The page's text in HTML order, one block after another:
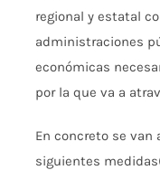
regional y estatal
administraciones
económicas
por la que va a
En concreto se van
siguientes